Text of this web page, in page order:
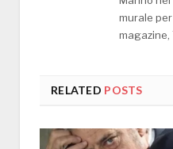
murale
magazine,
RELATED POSTS